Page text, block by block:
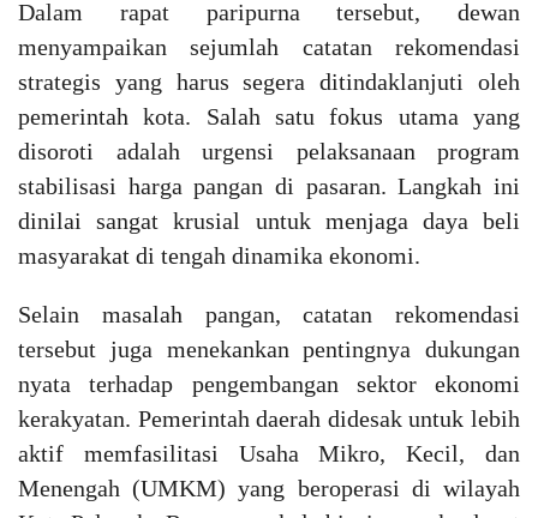
Dalam rapat paripurna tersebut, dewan
menyampaikan sejumlah catatan rekomendasi
strategis yang harus segera ditindaklanjuti oleh
pemerintah kota. Salah satu fokus utama yang
disoroti adalah urgensi pelaksanaan program
stabilisasi harga pangan di pasaran. Langkah ini
dinilai sangat krusial untuk menjaga daya beli
masyarakat di tengah dinamika ekonomi.
Selain masalah pangan, catatan rekomendasi
tersebut juga menekankan pentingnya dukungan
nyata terhadap pengembangan sektor ekonomi
kerakyatan. Pemerintah daerah didesak untuk lebih
aktif memfasilitasi Usaha Mikro, Kecil, dan
Menengah (UMKM) yang beroperasi di wilayah